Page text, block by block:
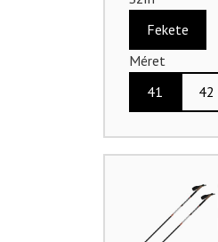
Fekete
Méret
41
42